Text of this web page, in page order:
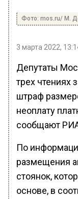
Фото: mos.ru/ М.
3 марта 2022,
Депутаты
трех чтениях
штраф
неоплату
сообщают
По
размещения
стоянок,
основе, в